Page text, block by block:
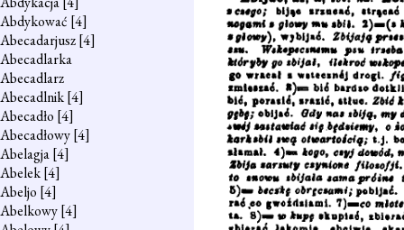
Abdykować [4]
Abecadarjusz[4]
Abecadlarka
Abecadlarz
Abecadlnik[4]
Abecadło [4]
Abecadłowy[4]
Abelagja[4]
Abelek[4]
Abeljo [4]
Abelkowy[4]